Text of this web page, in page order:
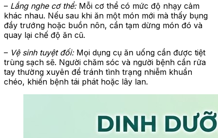
– Lắng nghe cơ thể: Mỗi cơ thể có mức độ nhạy cảm
khác nhau. Nếu sau khi ăn một món mới mà thấy bụng
đầy trướng hoặc buồn nôn, cần tạm dừng món đó và
quay lại chế độ ăn cũ.
– Vệ sinh tuyệt đối:Mọi dụng cụ ăn uống cần được tiệt
trùng sạch sẽ. Người chăm sóc và người bệnh cần rửa
tay thường xuyên để tránh tình trạng nhiễm khuẩn
chéo, khiến bệnh tái phát hoặc lây lan.